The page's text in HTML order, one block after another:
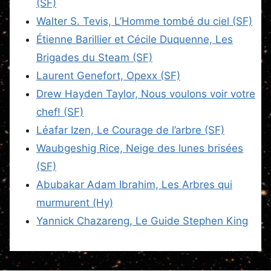
(SF)
Walter S. Tevis, L’Homme tombé du ciel (SF)
Étienne Barillier et Cécile Duquenne, Les
Brigades du Steam (SF)
Laurent Genefort, Opexx (SF)
Drew Hayden Taylor, Nous voulons voir votre
chef! (SF)
Léafar Izen, Le Courage de l’arbre (SF)
Waubgeshig Rice, Neige des lunes brisées
(SF)
Abubakar Adam Ibrahim, Les Arbres qui
murmurent (Hy)
Yannick Chazareng, Le Guide Stephen King